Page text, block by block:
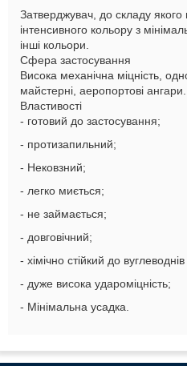
Затверджувач, до складу якого
інтенсивного кольору з
інші кольори.
Сфера застосування
Висока механічна міцність,
майстерні, аеропортові ангари.
Властивості
- готовий до застосування;
- протизапильний;
- Нековзний;
- легко миється;
- не займається;
- довговічний;
- хімічно стійкий до
- дуже висока удароміцність;
- Мінімальна усадка.